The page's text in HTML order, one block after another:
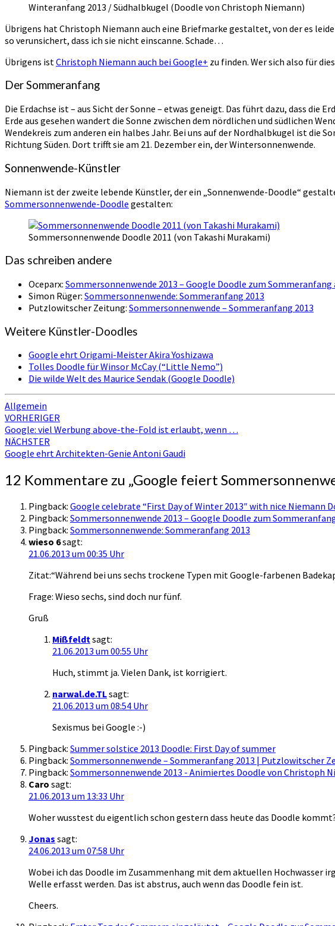
Winteranfang 2013 / Südhalbkugel (Doodle von Christoph Niemann)
Übrigens hat Christoph Niemann auch eine Briefmarke gestaltet, von der es
so verunsichert, dass ich sie nicht einscanne. Schade…
Übrigens ist Christoph Niemann auch bei Google+ zu finden. Wer sich also für
Der Sommeranfang
Die Erdachse ist – aus Sicht der Sonne – etwas geneigt. Das führt dazu, dass die
Erde aus gesehen wandert die Sonne zwischen dem nördlichen und südlichen
Wendekreis zum anderen ein halbes Jahr. Bei uns auf der Nordhalbkugel ist die
Richtung Süden. Dort trifft sie am 21. Dezember ein, der Wintersonnenwende.
Sonnenwende-Künstler
Niemann ist der zweite lebende Künstler, der ein „Sonnenwende-Doodle“
Sommersonnenwende-Doodle gestalten:
Sommersonnenwende Doodle 2011 (von Takashi Murakami)
Das schreiben andere
Oceparx: Sommersonnenwende 2013 – Google Doodle zum Sommeranfang
Simon Rüger: Sommersonnenwende: Sommeranfang 2013
Putzlowitscher Zeitung: Sommersonnenwende – Sommeranfang 2013
Weitere Künstler-Doodles
Google ehrt Origami-Meister Akira Yoshizawa
Tolles Doodle für Winsor McCay (“Little Nemo”)
Die wilde Welt des Maurice Sendak (Google Doodle)
Allgemein
Beitragsnavigation
VORHERIGER
Google: viel Werbung above-the-Fold ist erlaubt, wenn …
NÄCHSTER
Google ehrt Architekten-Genie Antoni Gaudi
12 Kommentare zu „Google feiert
Pingback: Google celebrate “First Day of Winter 2013″ with nice Niemann
Pingback: Sommersonnenwende 2013 – Google Doodle zum Sommeranfang
Pingback: Sommersonnenwende: Sommeranfang 2013
wieso 6sagt:
21.06.2013 um 00:35 Uhr
Zitat:“Während bei uns sechs trockene Typen mit Google-farbenen
Frage: Wieso sechs, sind doch nur fünf.
Gruß
Mißfeldtsagt:
21.06.2013 um 00:55 Uhr
Huch, stimmt ja. Vielen Dank, ist korrigiert.
narwal.de.TLsagt:
21.06.2013 um 08:54 Uhr
Sexismus bei Google :-)
Pingback: Summer solstice 2013 Doodle: First Day of summer
Pingback: Sommersonnenwende – Sommeranfang 2013 | Putzlowitscher
Pingback: Sommersonnenwende 2013 - Animiertes Doodle von Christoph
Caro sagt:
21.06.2013 um 13:33 Uhr
Woher wusstest du eigentlich schon gestern dass heute das Doodle
Jonas sagt:
24.06.2013 um 07:58 Uhr
Wobei ich das Doodle im Zusammenhang mit dem aktuellen Hochwasser
Welle erfasst werden. Das ist abstrus, auch wenn das Doodle fein ist.
Cheers.